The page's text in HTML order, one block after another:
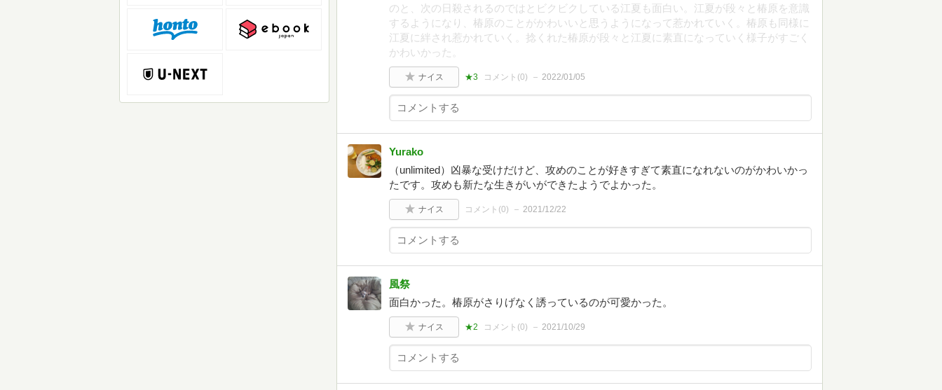
のと、次の日殺されるのではとビクビクしている江夏も面白い。江夏が段々と椿原を意識
するようになり、椿原のことがかわいいと思うようになって惹かれていく。椿原も同様に
江夏に絆され惹かれていく。捻くれた椿原が段々と江夏に素直になっていく様子がすごく
かわいかった。
ナイス ★3 コメント(0) 2022/01/05
Yurako
（unlimited）凶暴な受けだけど、攻めのことが好きすぎて素直になれないのがかわいかっ
たです。攻めも新たな生きがいができたようでよかった。
ナイス コメント(0) 2021/12/22
風祭
面白かった。椿原がさりげなく誘っているのが可愛かった。
ナイス ★2 コメント(0) 2021/10/29